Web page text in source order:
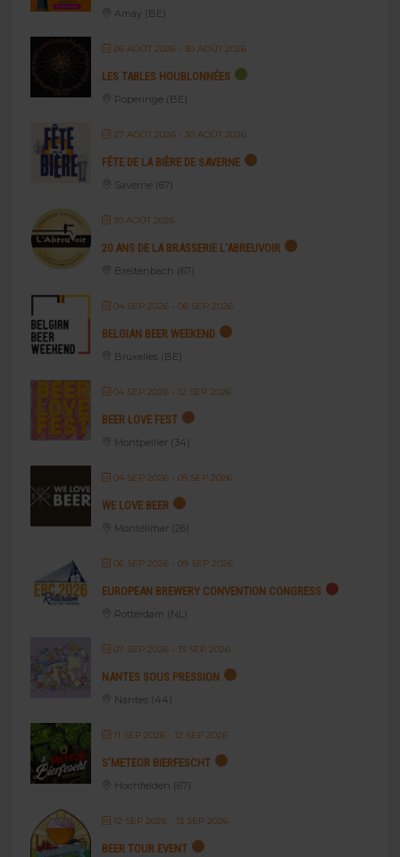
Amay (BE)
26 AOÛT 2026- 30 AOÛT 2026
LES TABLES HOUBLONNÉES
Poperinge (BE)
27 AOÛT 2026- 30 AOÛT 2026
FÊTE DE LA BIÈRE DE SAVERNE
Saverne (67)
30 AOÛT 2026
20 ANS DE LA BRASSERIE L’ABREUVOIR
Breitenbach (67)
04 SEP 2026- 06 SEP 2026
BELGIAN BEER WEEKEND
Bruxelles (BE)
04 SEP 2026- 12 SEP 2026
BEER LOVE FEST
Montpellier (34)
04 SEP 2026- 05 SEP 2026
WE LOVE BEER
Montélimar (26)
06 SEP 2026- 09 SEP 2026
EUROPEAN BREWERY CONVENTION CONGRESS
Rotterdam (NL)
07 SEP 2026- 13 SEP 2026
NANTES SOUS PRESSION
Nantes (44)
11 SEP 2026- 12 SEP 2026
S’METEOR BIERFESCHT
Hochfelden (67)
12 SEP 2026- 13 SEP 2026
BEER TOUR EVENT